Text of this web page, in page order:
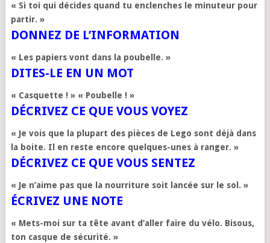
« Si toi qui décides quand tu enclenches le minuteur pour
partir. »
DONNEZ DE L’INFORMATION
« Les papiers vont dans la poubelle. »
DITES-LE EN UN MOT
« Casquette ! » « Poubelle ! »
DÉCRIVEZ CE QUE VOUS VOYEZ
« Je vois que la plupart des pièces de Lego sont déjà dans
la boite. Il en reste encore quelques-unes à ranger. »
DÉCRIVEZ CE QUE VOUS SENTEZ
« Je n’aime pas que la nourriture soit lancée sur le sol. »
ÉCRIVEZ UNE NOTE
« Mets-moi sur ta tête avant d’aller faire du vélo. Bisous,
ton casque de sécurité. »